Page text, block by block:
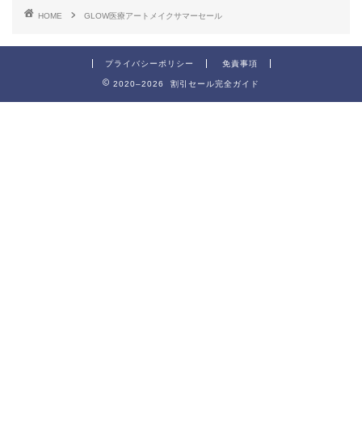
HOME GLOW医療アートメイクサマーセール
プライバシーポリシー 免責事項
2020–2026 割引セール完全ガイド